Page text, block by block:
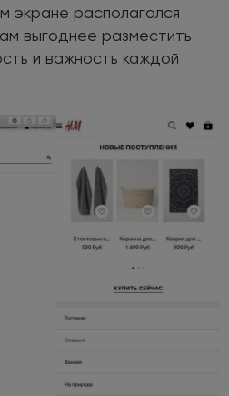
экране располагался
выгоднее разместить
и важность каждой